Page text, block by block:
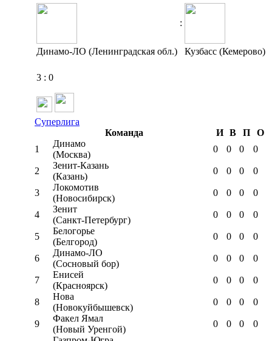
:
Динамо-ЛО (Ленинградская обл.) Кузбасс (Кемерово)
3 : 0
Суперлига
Команда
И В П
О
1
Динамо
(Москва)
0 0 0 0
2
Зенит-Казань
(Казань)
0 0 0 0
3
Локомотив
(Новосибирск)
0 0 0 0
4
Зенит
(Санкт-Петербург)
0 0 0 0
5
Белогорье
(Белгород)
0 0 0 0
6
Динамо-ЛО
(Сосновый бор)
0 0 0 0
7
Енисей
(Красноярск)
0 0 0 0
8
Нова
(Новокуйбышевск)
0 0 0 0
9
Факел Ямал
(Новый Уренгой)
0 0 0 0